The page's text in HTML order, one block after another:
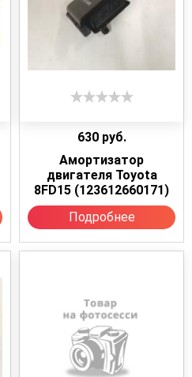
630 руб.
Амортизатор
двигателя Toyota
8FD15 (123612660171)
Подробнее